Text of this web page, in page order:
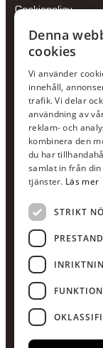
Cookiepolicy
Jour:073-36 88
Växel:020-120
E-post:
Backagårdsgatan
511 57 Kinna
UPPGIFTER
Orgnummer
559375-8161
Swishnummer
123-615 05 28
Denna
cookies
Vi använder
innehåll,
trafik. Vi delar
användning av
reklam- och
kombinera den
du har
samlat in från
tjänster. Läs mer
STRIKT